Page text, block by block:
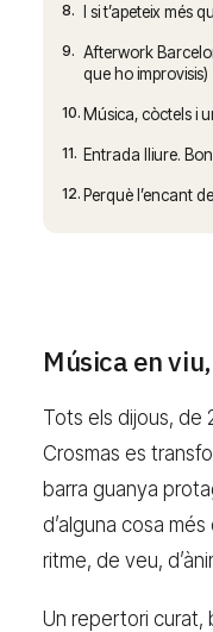
8. I si t’apeteix més
9. Afterwork
que ho improvisis)
10. Música, còctels i
11. Entrada lliure.
12. Perquè l’encant
Música en
Tots els dijous, de
Crosmas es
barra guanya
d’alguna cosa
ritme, de veu,
Un repertori curat,